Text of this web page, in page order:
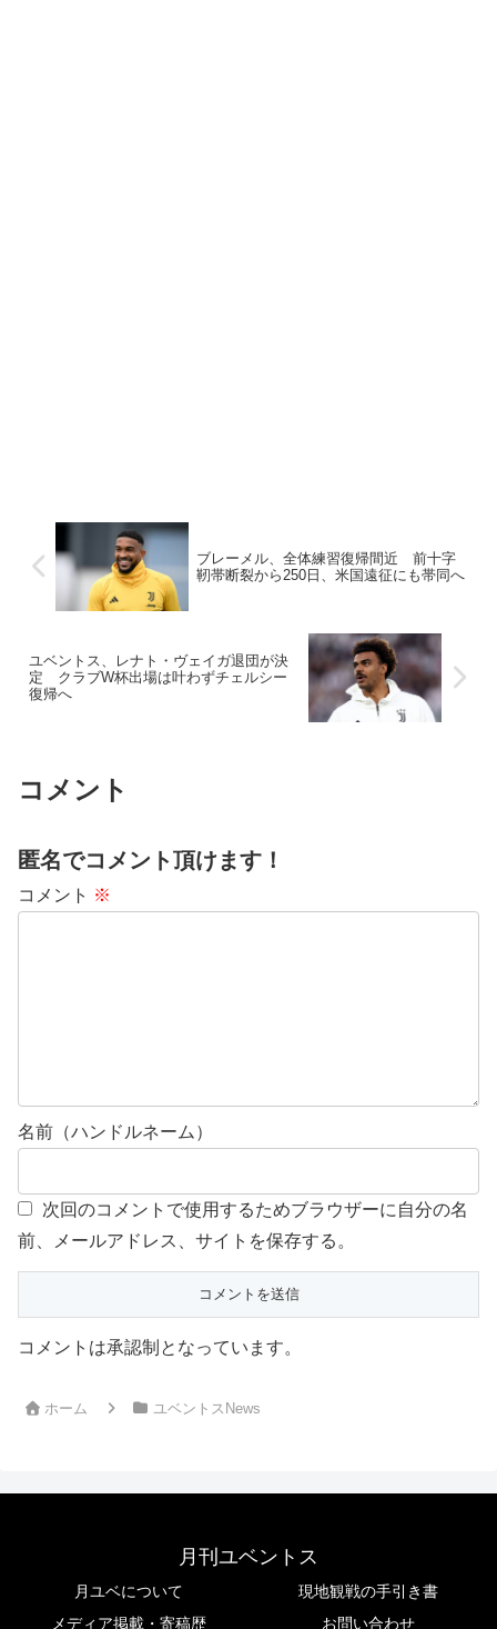
ブレーメル、全体練習復帰間近 前十字
靭帯断裂から250日、米国遠征にも帯同へ
ユベントス、レナト・ヴェイガ退団が決
定 クラブW杯出場は叶わずチェルシー
復帰へ
コメント
匿名でコメント頂けます！
コメント ※
名前（ハンドルネーム）
次回のコメントで使用するためブラウザーに自分の名
前、メールアドレス、サイトを保存する。
コメントは承認制となっています。
ホーム ユベントスNews
月刊ユベントス
月ユベについて
現地観戦の手引き書
メディア掲載・寄稿歴
お問い合わせ